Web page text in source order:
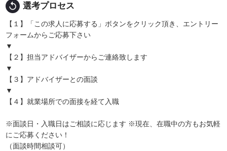
replay 選考プロセス
【１】「この求人に応募する」ボタンをクリック頂き、エントリー
フォームからご応募下さい
▼
【２】担当アドバイザーからご連絡致します
▼
【３】アドバイザーとの面談
▼
【４】就業場所での面接を経て入職
※面談日・入職日はご相談に応じます ※現在、在職中の方もお気軽
にご応募ください！
（面談時間相談可）